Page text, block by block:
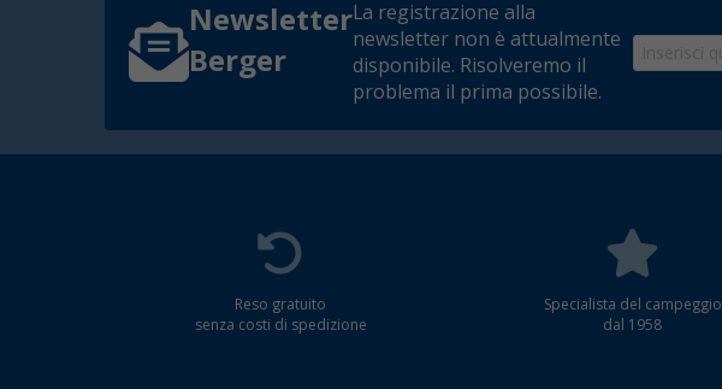
Newsletter
Berger
La registrazione alla
newsletter non è attualmente
disponibile. Risolveremo il
problema il prima possibile.
Reso gratuito
senza costi di spedizione
Specialista del campeggio
dal 1958